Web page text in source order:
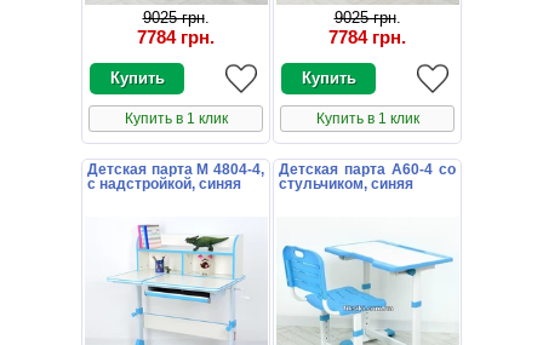
9025 грн.
7784 грн.
Купить в 1 клик
9025 грн.
7784 грн.
Купить в 1 клик
Детская парта M 4804-4,
с надстройкой, синяя
Детская парта A60-4 со
стульчиком, синяя